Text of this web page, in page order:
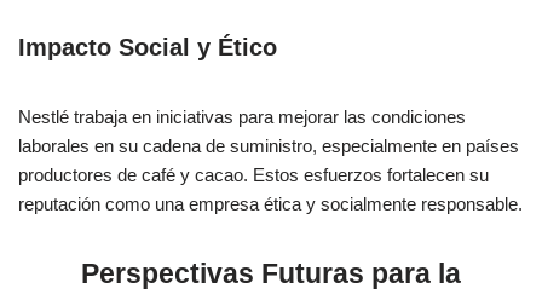
Impacto Social y Ético
Nestlé trabaja en iniciativas para mejorar las condiciones
laborales en su cadena de suministro, especialmente en países
productores de café y cacao. Estos esfuerzos fortalecen su
reputación como una empresa ética y socialmente responsable.
Perspectivas Futuras para la